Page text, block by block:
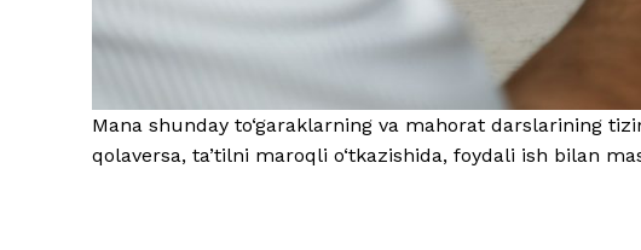
Mana shunday to‘garaklarning va mahorat darslarining
qolaversa, ta’tilni maroqli o‘tkazishida, foydali ish bilan